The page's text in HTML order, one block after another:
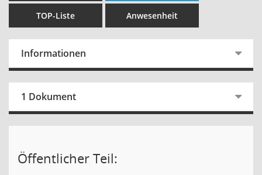
TOP-Liste Anwesenheit
Informationen
1 Dokument
Öffentlicher Teil: